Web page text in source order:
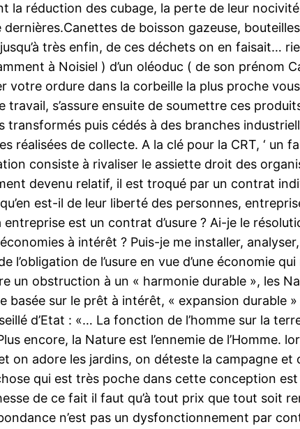
la réduction des cubage, la perte de leur
de boisson gazeuse,
très enfin, de ces déchets on en faisait…
à Noisiel ) d’un oléoduc ( de son prénom
votre ordure dans la corbeille la plus proche
travail, s’assure ensuite de soumettre ces
transformés puis cédés à des branches
réalisées de collecte. A la clé pour la CRT, ‘
consiste à rivaliser le assiette droit des
devenu relatif, il est troqué par un contrat
est-il de leur liberté des personnes,
est un contrat d’usure ? Ai-je le
à intérêt ? Puis-je me installer,
l’obligation de l’usure en vue d’une économie
un obstruction à un « harmonie durable », les
basée sur le prêt à intérêt, « expansion durable
d’Etat : «… La fonction de l’homme sur la
encore, la Nature est l’ennemie de l’Homme.
on adore les jardins, on déteste la campagne et
qui est très poche dans cette conception
de ce fait il faut qu’à tout prix que tout soit
n’est pas un dysfonctionnement par